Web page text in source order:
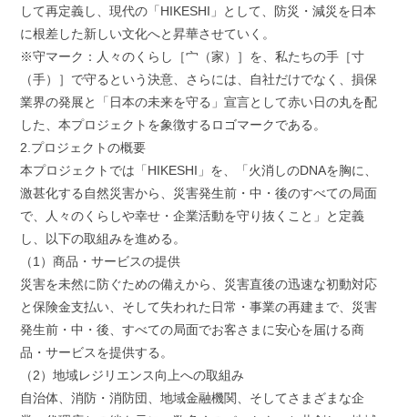
して再定義し、現代の「HIKESHI」として、防災・減災を日本
に根差した新しい文化へと昇華させていく。
※守マーク：人々のくらし［宀（家）］を、私たちの手［寸
（手）］で守るという決意、さらには、自社だけでなく、損保
業界の発展と「日本の未来を守る」宣言として赤い日の丸を配
した、本プロジェクトを象徴するロゴマークである。
2.プロジェクトの概要
本プロジェクトでは「HIKESHI」を、「火消しのDNAを胸に、
激甚化する自然災害から、災害発生前・中・後のすべての局面
で、人々のくらしや幸せ・企業活動を守り抜くこと」と定義
し、以下の取組みを進める。
（1）商品・サービスの提供
災害を未然に防ぐための備えから、災害直後の迅速な初動対応
と保険金支払い、そして失われた日常・事業の再建まで、災害
発生前・中・後、すべての局面でお客さまに安心を届ける商
品・サービスを提供する。
（2）地域レジリエンス向上への取組み
自治体、消防・消防団、地域金融機関、そしてさまざまな企